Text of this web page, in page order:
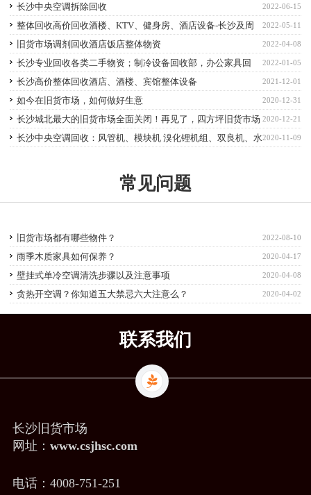
2022-06-15
长沙中央空调拆除回收
2022-05-11
整体回收高价回收酒楼、KTV、健身房、酒店设备-长沙及周
边物资回收
2022-04-08
旧货市场调剂回收酒店饭店整体物资
2022-01-05
长沙专业回收各类二手物资；制冷设备回收部，办公家具回
收、酒店饭店整体回收
2021-12-01
长沙高价整体回收酒店、酒楼、宾馆整体设备
2020-12-31
如今在旧货市场，如何做好生意
2020-12-21
长沙城北最大的旧货市场全面关闭！再见了，四方坪旧货市场
2020-11-09
长沙中央空调回收：风管机、模块机 溴化锂机组、双良机、水
常见问题
2022-08-10
旧货市场都有哪些物件？
2020-04-17
雨季木质家具如何保养？
2020-04-08
壁挂式单冷空调清洗步骤以及注意事项
2020-04-02
贪热开空调？你知道五大禁忌六大注意么？
联系我们
长沙旧货市场
网址： www.csjhsc.com
电话：4008-751-251